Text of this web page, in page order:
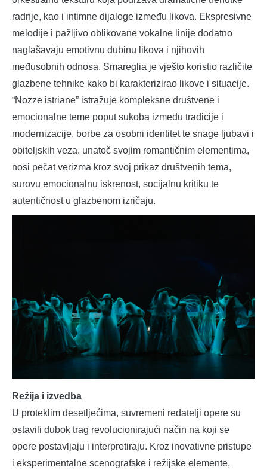
radnje, kao i intimne dijaloge između likova. Ekspresivne
melodije i pažljivo oblikovane vokalne linije dodatno
naglašavaju emotivnu dubinu likova i njihovih
međusobnih odnosa. Smareglia je vješto koristio različite
glazbene tehnike kako bi karakterizirao likove i situacije.
“Nozze istriane” istražuje kompleksne društvene i
emocionalne teme poput sukoba između tradicije i
modernizacije, borbe za osobni identitet te snage ljubavi i
obiteljskih veza. unatoč svojim romantičnim elementima,
nosi pečat verizma kroz svoj prikaz društvenih tema,
surovu emocionalnu iskrenost, socijalnu kritiku te
autentičnost u glazbenom izričaju.
Režija i izvedba
U proteklim desetljećima, suvremeni redatelji opere su
ostavili dubok trag revolucionirajući način na koji se
opere postavljaju i interpretiraju. Kroz inovativne pristupe
i eksperimentalne scenografske i režijske elemente,